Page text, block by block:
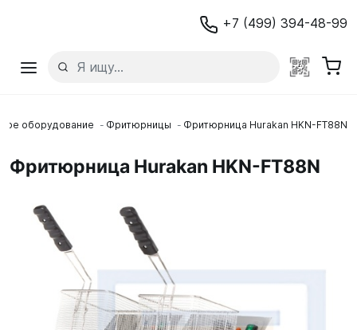
+7 (499) 394-48-99
оборудование Фритюрницы Фритюрница Hurakan HKN-FT88N
Фритюрница Hurakan HKN-FT88N